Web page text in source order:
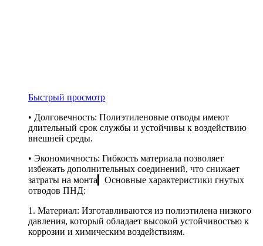
Быстрый просмотр
• Долговечность: Полиэтиленовые отводы имеют
длительный срок службы и устойчивы к воздействию
внешней среды.
• Экономичность: Гибкость материала позволяет
избежать дополнительных соединений, что снижает
затраты на монта▎Основные характеристики гнутых
отводов ПНД:
1. Материал: Изготавливаются из полиэтилена низкого
давления, который обладает высокой устойчивостью к
коррозии и химическим воздействиям.